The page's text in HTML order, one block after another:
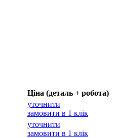
Ціна (деталь + робота)
уточнити
замовити в 1 клік
уточнити
замовити в 1 клік